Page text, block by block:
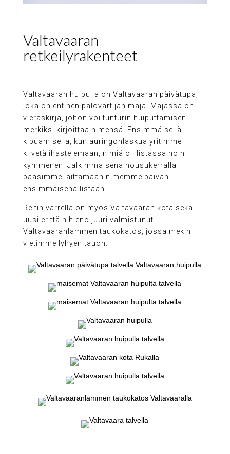
Valtavaaran
retkeilyrakenteet
Valtavaaran huipulla on Valtavaaran päivätupa,
joka on entinen palovartijan maja. Majassa on
vieraskirja, johon voi tunturin huiputtamisen
merkiksi kirjoittaa nimensä. Ensimmäisellä
kipuamisella, kun auringonlaskua yritimme
kiivetä ihastelemaan, nimiä oli listassa noin
kymmenen. Jälkimmäisenä nousukerralla
pääsimme laittamaan nimemme päivän
ensimmäisenä listaan.
Reitin varrella on myös Valtavaaran kota sekä
uusi erittäin hieno juuri valmistunut
Valtavaaranlammen taukokatos, jossa mekin
vietimme lyhyen tauon.